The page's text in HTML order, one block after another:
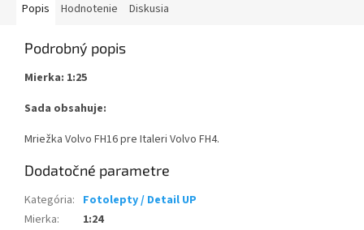
Popis Hodnotenie Diskusia
Podrobný popis
Mierka: 1:25
Sada obsahuje:
Mriežka Volvo FH16 pre Italeri Volvo FH4.
Dodatočné parametre
Kategória: Fotolepty / Detail UP
Mierka:
1:24